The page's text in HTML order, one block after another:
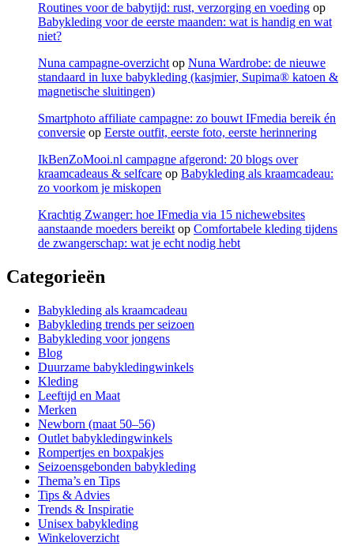
Routines voor de babytijd: rust, verzorging en voeding op
Babykleding voor de eerste maanden: wat is handig en wat
niet?
Nuna campagne-overzicht op Nuna Wardrobe: de nieuwe
standaard in luxe babykleding (kasjmier, Supima® katoen &
magnetische sluitingen)
Smartphoto affiliate campagne: zo bouwt IFmedia bereik én
conversie op Eerste outfit, eerste foto, eerste herinnering
IkBenZoMooi.nl campagne afgerond: 20 blogs over
kraamcadeaus & selfcare op Babykleding als kraamcadeau:
zo voorkom je miskopen
Krachtig Zwanger: hoe IFmedia via 15 nichewebsites
aanstaande moeders bereikt op Comfortabele kleding tijdens
de zwangerschap: wat je echt nodig hebt
Categorieën
Babykleding als kraamcadeau
Babykleding trends per seizoen
Babykleding voor jongens
Blog
Duurzame babykledingwinkels
Kleding
Leeftijd en Maat
Merken
Newborn (maat 50–56)
Outlet babykledingwinkels
Rompertjes en boxpakjes
Seizoensgebonden babykleding
Thema’s en Tips
Tips & Advies
Trends & Inspiratie
Unisex babykleding
Winkeloverzicht